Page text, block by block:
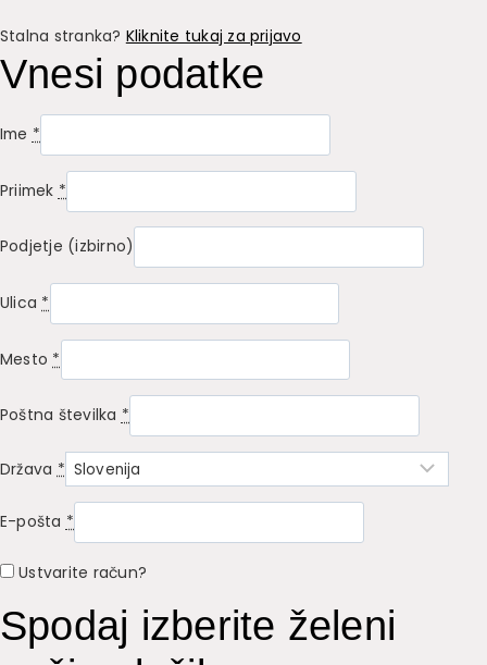
Stalna stranka? Kliknite tukaj za prijavo
Vnesi podatke
Ime *
Priimek *
Podjetje (izbirno)
Ulica *
Mesto *
Poštna številka *
Država *
E-pošta *
Ustvarite račun?
Spodaj izberite želeni